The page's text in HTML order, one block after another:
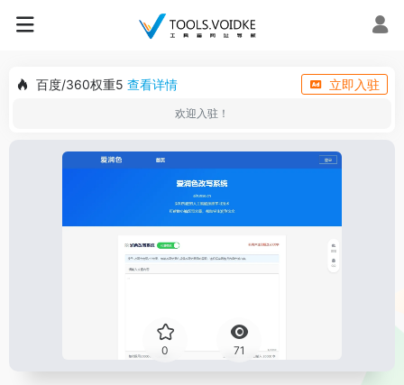
百度/360权重5 查看详情 立即入驻
欢迎入驻！
0 71